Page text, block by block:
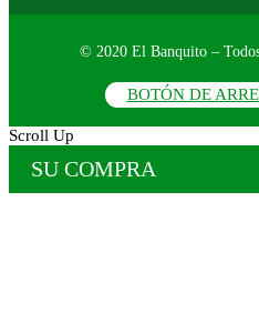
© 2020 El Banquito – Todos
BOTÓN DE
Scroll Up
SU COMPRA